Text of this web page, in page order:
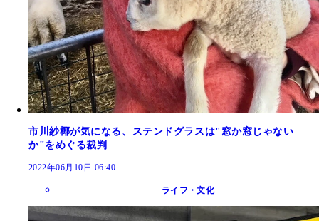
市川紗椰が気になる、ステンドグラスは"窓か窓じゃない
か"をめぐる裁判
2022年06月10日 06:40
ライフ・文化